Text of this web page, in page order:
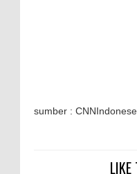
sumber :
LIKE